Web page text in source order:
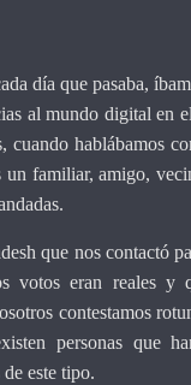
día que pasaba,
al mundo digital en
hablábamos
un familiar, amigo,
que nos contactó
votos eran reales y
contestamos
personas que
este tipo.